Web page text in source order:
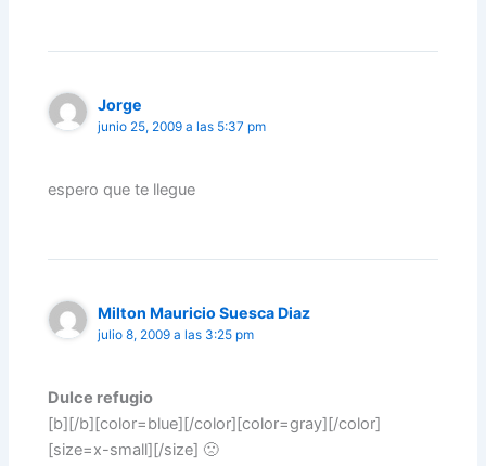
Jorge
junio 25, 2009 a las 5:37 pm
espero que te llegue
Milton Mauricio Suesca Diaz
julio 8, 2009 a las 3:25 pm
Dulce refugio
[b][/b][color=blue][/color][color=gray][/color]
[size=x-small][/size] 🙁